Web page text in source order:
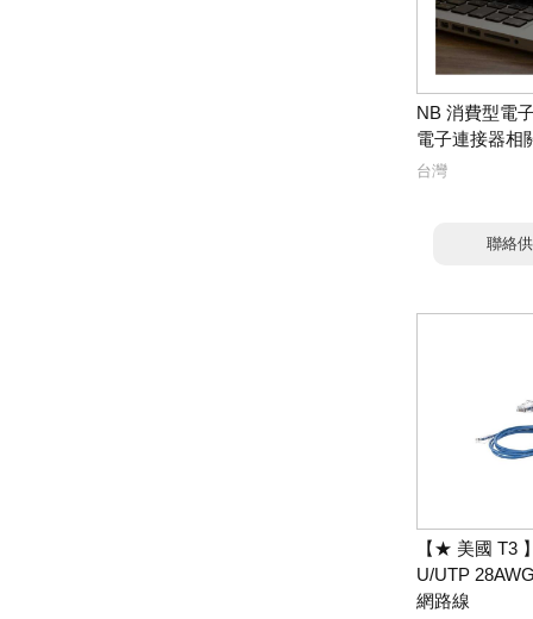
NB 消費型電
電子連接器相
台灣
聯絡
【★ 美國 T3
U/UTP
網路線